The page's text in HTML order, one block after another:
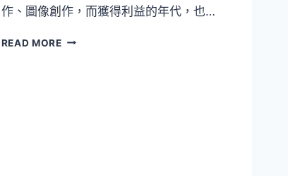
作、圖像創作，而獲得利益的年代，也…
READ MORE[被